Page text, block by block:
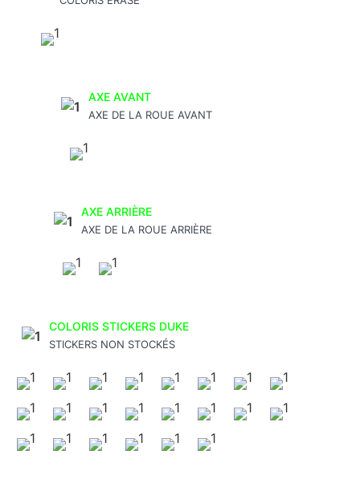
AXE AVANT
AXE DE LA ROUE AVANT
AXE ARRIÈRE
AXE DE LA ROUE ARRIÈRE
COLORIS STICKERS DUKE
STICKERS NON STOCKÉS